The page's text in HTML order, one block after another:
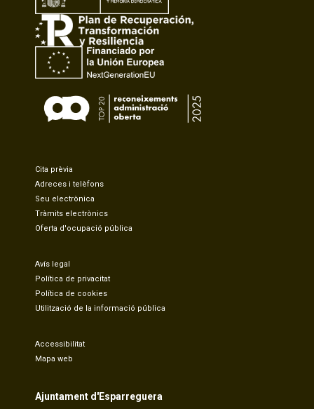
Cita prèvia
Adreces i telèfons
Seu electrònica
Tràmits electrònics
Oferta d'ocupació pública
Avís legal
Política de privacitat
Política de cookies
Utilització de la informació pública
Accessibilitat
Mapa web
Ajuntament d'Esparreguera